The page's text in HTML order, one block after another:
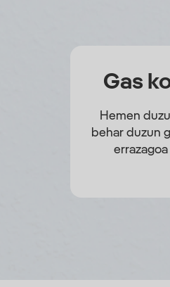
Gas
Hemen
behar duzun